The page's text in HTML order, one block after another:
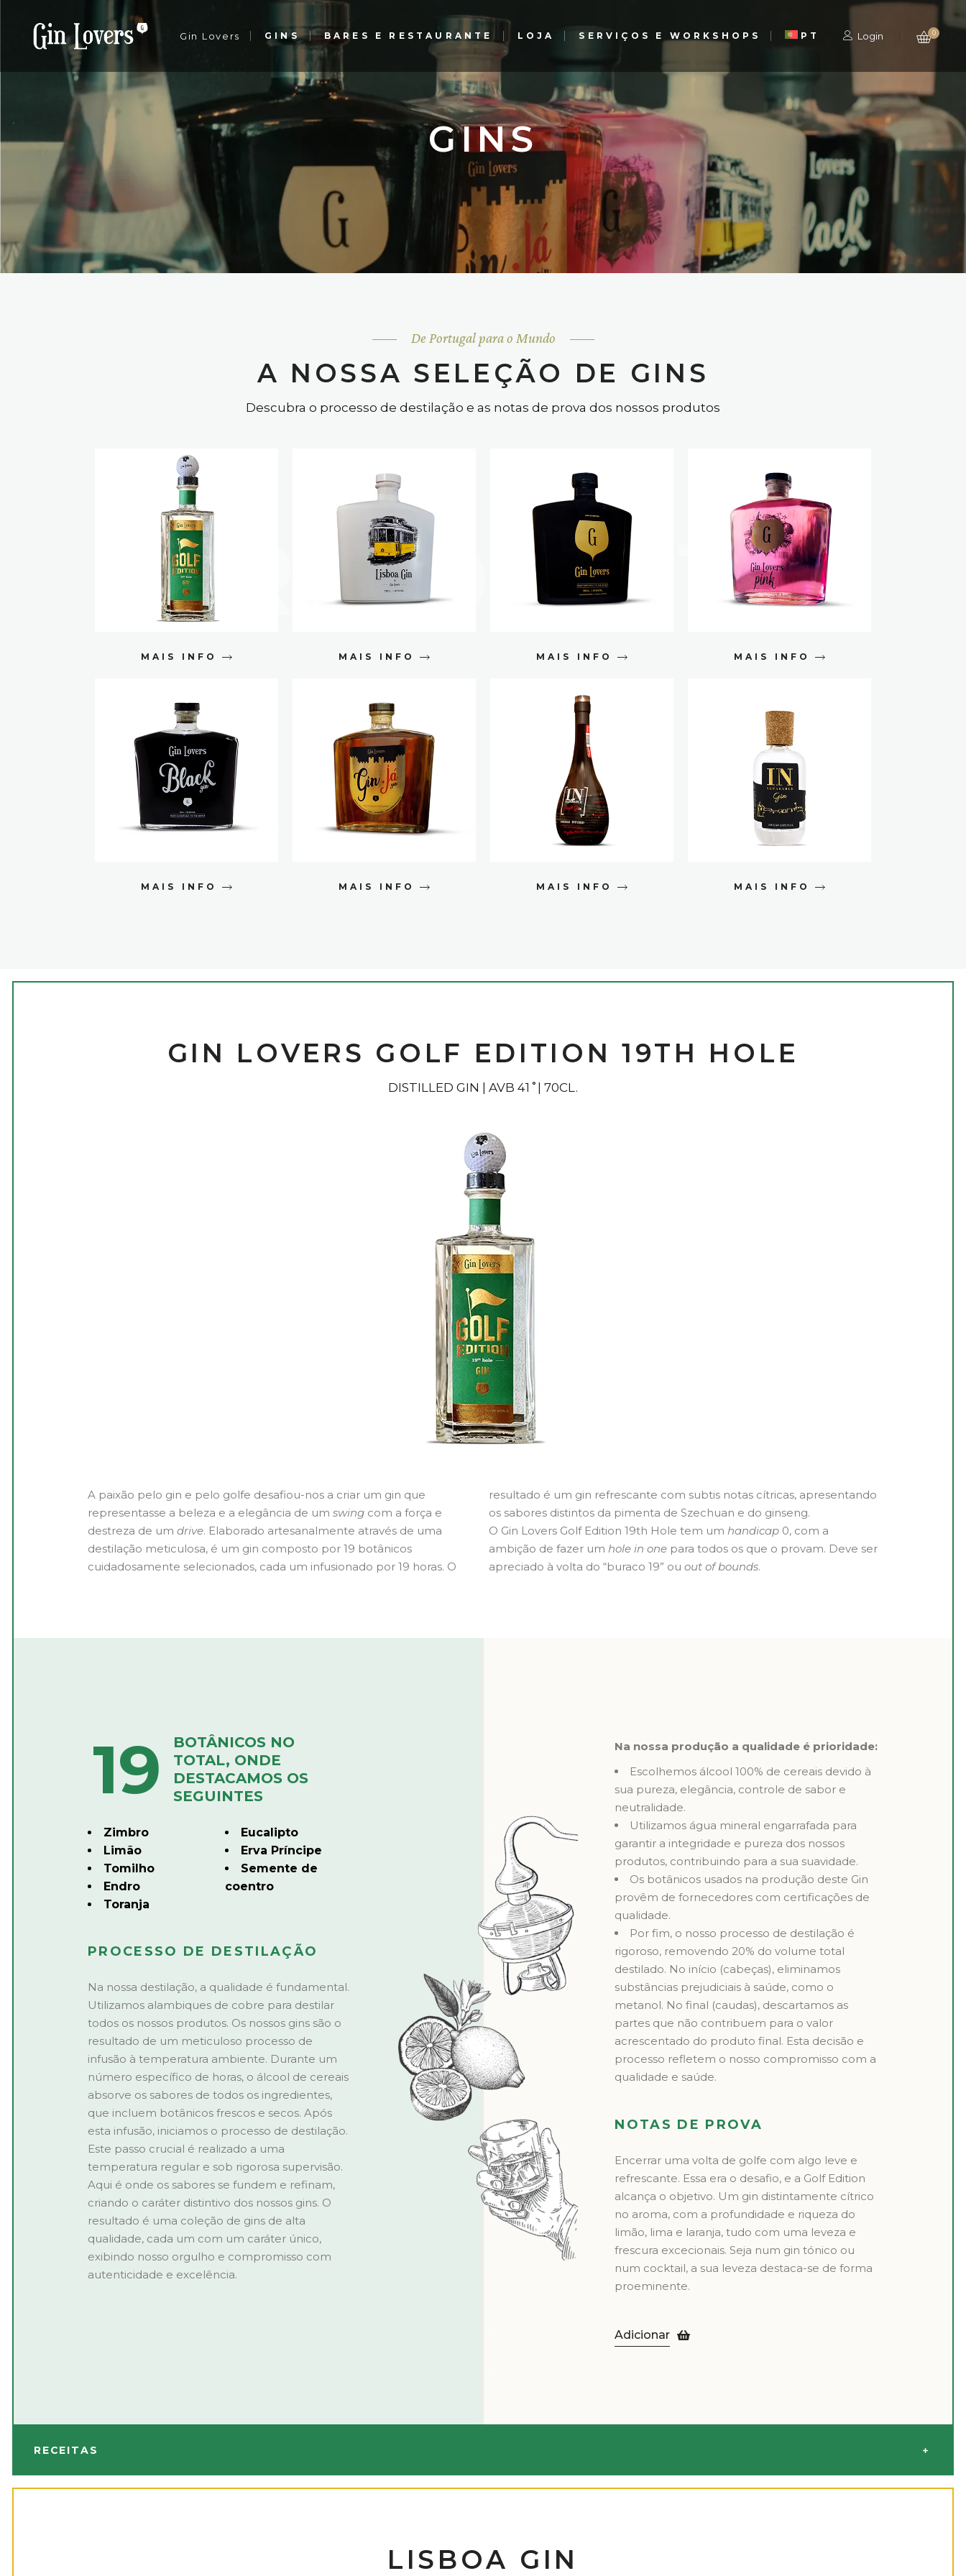
Gin Lovers
Sobre nós
Notícias
GINS BARES E RESTAURANTE
Gin Lovers Bar e Restaurante
The G Bar – Gourmet
Experience – El Corte Inglés
LOJA SERVIÇOS E WORKSHOPS PT Login 0
Notícias
Gin Lovers Bar e Restaurante
The G Bar – Gourmet
Experience – El Corte Inglés
GINS
De Portugal para o Mundo
A NOSSA SELEÇÃO DE GINS
Descubra o processo de destilação e as notas de prova dos nossos produtos
MAIS INFO MAIS INFO MAIS INFO MAIS INFO
PRODUCTS
MAIS INFO MAIS INFO MAIS INFO MAIS INFO
GIN LOVERS GOLF EDITION 19TH HOLE
DISTILLED GIN | AVB 41˚| 70CL.
A paixão pelo gin e pelo golfe desafiou-nos a criar um gin que
representasse a beleza e a elegância de um swing com a força e
destreza de um drive. Elaborado artesanalmente através de uma
destilação meticulosa, é um gin composto por 19 botânicos
cuidadosamente selecionados, cada um infusionado por 19 horas. O
resultado é um gin refrescante com subtis notas cítricas, apresentando
os sabores distintos da pimenta de Szechuan e do ginseng.
O Gin Lovers Golf Edition 19th Hole tem um handicap0, com a
ambição de fazer um hole in onepara todos os que o provam. Deve ser
apreciado à volta do “buraco 19” ou out of bounds.
19
BOTÂNICOS NO
TOTAL, ONDE
DESTACAMOS OS
SEGUINTES
Zimbro
Limão
Tomilho
Endro
Toranja
Eucalipto
Erva Príncipe
Semente de
coentro
PROCESSO DE DESTILAÇÃO
Na nossa destilação, a qualidade é fundamental.
Utilizamos alambiques de cobre para destilar
todos os nossos produtos. Os nossos gins são o
resultado de um meticuloso processo de
infusão à temperatura ambiente. Durante um
número específico de horas, o álcool de cereais
absorve os sabores de todos os ingredientes,
que incluem botânicos frescos e secos. Após
esta infusão, iniciamos o processo de destilação.
Este passo crucial é realizado a uma
temperatura regular e sob rigorosa supervisão.
Aqui é onde os sabores se fundem e refinam,
criando o caráter distintivo dos nossos gins. O
resultado é uma coleção de gins de alta
qualidade, cada um com um caráter único,
exibindo nosso orgulho e compromisso com
autenticidade e excelência.
Na nossa produção a qualidade é prioridade:
Escolhemos álcool 100% de cereais devido à
sua pureza, elegância, controle de sabor e
neutralidade.
Utilizamos água mineral engarrafada para
garantir a integridade e pureza dos nossos
produtos, contribuindo para a sua suavidade.
Os botânicos usados na produção deste Gin
provêm de fornecedores com certificações de
qualidade.
Por fim, o nosso processo de destilação é
rigoroso, removendo 20% do volume total
destilado. No início (cabeças), eliminamos
substâncias prejudiciais à saúde, como o
metanol. No final (caudas), descartamos as
partes que não contribuem para o valor
acrescentado do produto final. Esta decisão e
processo refletem o nosso compromisso com a
qualidade e saúde.
NOTAS DE PROVA
Encerrar uma volta de golfe com algo leve e
refrescante. Essa era o desafio, e a Golf Edition
alcança o objetivo. Um gin distintamente cítrico
no aroma, com a profundidade e riqueza do
limão, lima e laranja, tudo com uma leveza e
frescura excecionais. Seja num gin tónico ou
num cocktail, a sua leveza destaca-se de forma
proeminente.
Adicionar
RECEITAS
LISBOA GIN